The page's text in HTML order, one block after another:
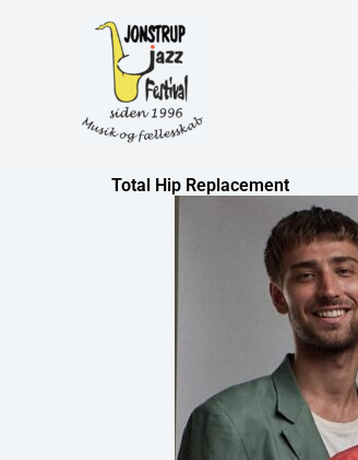
Total Hip Replacement